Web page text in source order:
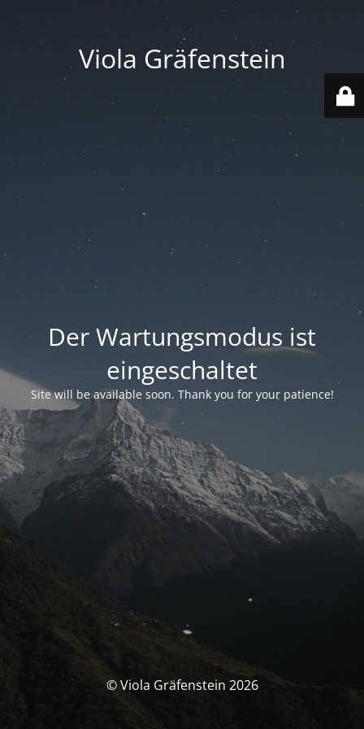
Viola Gräfenstein
Der Wartungsmodus ist
eingeschaltet
Site will be available soon. Thank you for your patience!
© Viola Gräfenstein 2026